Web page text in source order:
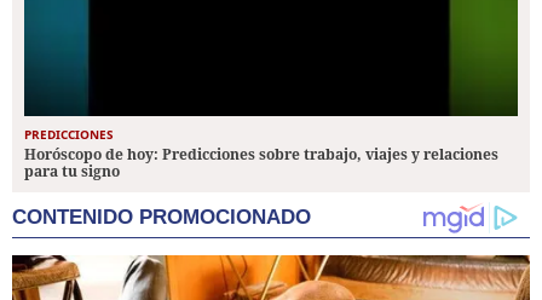
PREDICCIONES
Horóscopo de hoy: Predicciones sobre trabajo, viajes y relaciones
para tu signo
CONTENIDO PROMOCIONADO